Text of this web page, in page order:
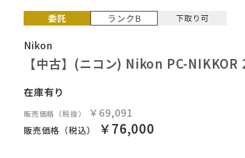
Nikon
【中古】(ニコン) Nikon PC-
在庫有り
販売価格（税抜） ￥69,091
販売価格（税込） ￥76,000